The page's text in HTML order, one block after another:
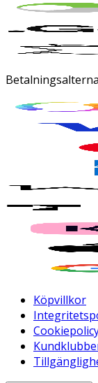
Köpvillkor